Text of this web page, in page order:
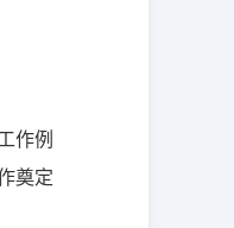
作例
奠定